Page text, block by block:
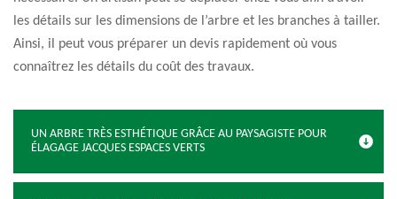
les détails sur les dimensions de l’arbre et les branches à tailler.
Ainsi, il peut vous préparer un devis rapidement où vous
connaîtrez les détails du coût des travaux.
UN ARBRE TRÈS ESTHÉTIQUE GRÂCE AU PAYSAGISTE POUR
ÉLAGAGE JACQUES ESPACES VERTS